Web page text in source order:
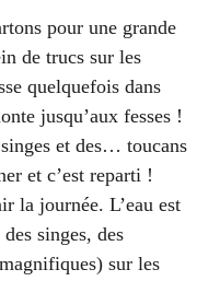
pour une grande
de trucs sur les
quelquefois dans
jusqu’aux fesses !
et des… toucans
et c’est reparti !
la journée. L’eau est
singes, des
sur les